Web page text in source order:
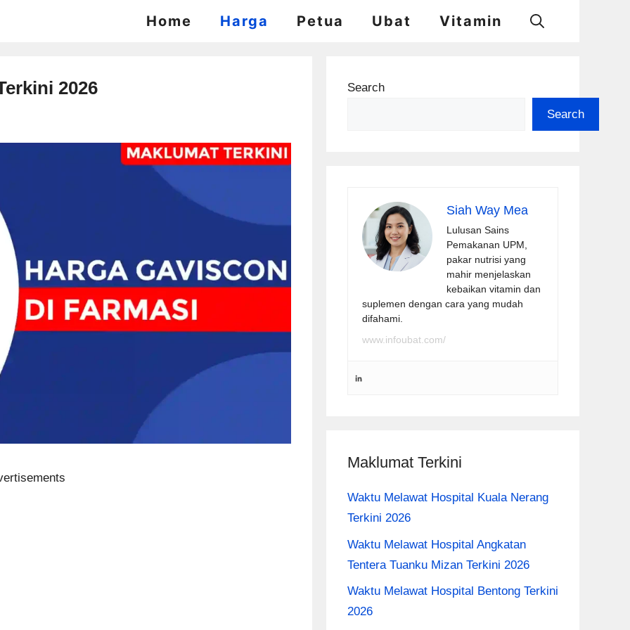
Home Harga Petua Ubat Vitamin
2026
Search
Search
Siah Way Mea
Lulusan Sains
Pemakanan UPM,
pakar nutrisi yang
mahir menjelaskan
kebaikan vitamin dan
suplemen dengan cara yang mudah
difahami.
www.infoubat.com/
Maklumat Terkini
Waktu Melawat Hospital Kuala Nerang
Terkini 2026
Waktu Melawat Hospital Angkatan
Tentera Tuanku Mizan Terkini 2026
Waktu Melawat Hospital Bentong Terkini
2026